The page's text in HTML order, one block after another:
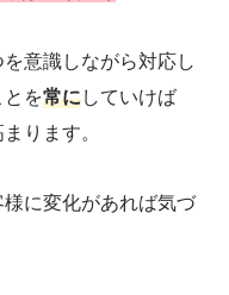
意識しながら対応し
を常にしていけば
ります。
に変化があれば気づ